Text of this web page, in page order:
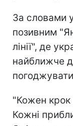
За словами
позивним
лінії", де
найближче
"Кожен крок
Кожні